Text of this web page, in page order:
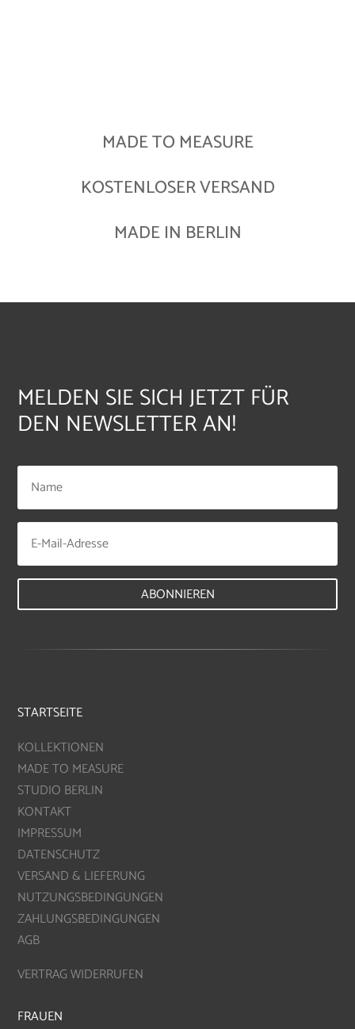
MADE TO MEASURE
KOSTENLOSER VERSAND
MADE IN BERLIN
MELDEN SIE SICH JETZT FÜR
DEN NEWSLETTER AN!
ABONNIEREN
STARTSEITE
KOLLEKTIONEN
MADE TO MEASURE
STUDIO BERLIN
KONTAKT
IMPRESSUM
DATENSCHUTZ
VERSAND & LIEFERUNG
NUTZUNGSBEDINGUNGEN
ZAHLUNGSBEDINGUNGEN
AGB
VERTRAG WIDERRUFEN
FRAUEN